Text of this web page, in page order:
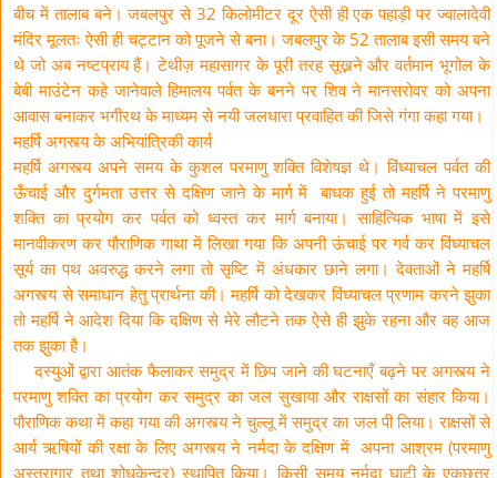
बीच में तालाब बने। जबलपुर से 32 किलोमीटर दूर ऐसी ही एक पहाड़ी पर ज्वालादेवी
मंदिर मूलतः ऐसी ही चट्टान को पूजने से बना। जबलपुर के 52 तालाब इसी समय बने
थे जो अब नष्टप्राय हैं। टेथीज़ महासागर के पूरी तरह सूख्नने और वर्तमान भूगोल के
बेबी माउंटेन कहे जानेवाले हिमालय पर्वत के बनने पर शिव ने मानसरोवर को अपना
आवास बनाकर भगीरथ के माध्यम से नयी जलधारा प्रवाहित की जिसे गंगा कहा गया।
महर्षि अगस्त्य के अभियांत्रिकी कार्य
महर्षि अगस्त्य अपने समय के कुशल परमाणु शक्ति विशेषज्ञ थे। विंध्याचल पर्वत की
ऊँचाई और दुर्गमता उत्तर से दक्षिण जाने के मार्ग में बाधक हुई तो महर्षि ने परमाणु
शक्ति का प्रयोग कर पर्वत को ध्वस्त कर मार्ग बनाया। साहित्यिक भाषा में इसे
मानवीकरण कर पौराणिक गाथा में लिखा गया कि अपनी ऊंचाई पर गर्व कर विंध्याचल
सूर्य का पथ अवरुद्ध करने लगा तो सृष्टि में अंधकार छाने लगा। देवताओं ने महर्षि
अगस्त्य से समाधान हेतु प्रार्थना की। महर्षि को देखकर विंध्याचल प्रणाम करने झुका
तो महर्षि ने आदेश दिया कि दक्षिण से मेरे लौटने तक ऐसे ही झुके रहना और वह आज
तक झुका है।
दस्युओं द्वारा आतंक फैलाकर समुद्र में छिप जाने की घटनाएँ बढ़ने पर अगस्त्य ने
परमाणु शक्ति का प्रयोग कर समुद्र का जल सुखाया और राक्षसों का संहार किया।
पौराणिक कथा में कहा गया की अगस्त्य ने चुल्लू में समुद्र का जल पी लिया। राक्षसों से
आर्य ऋषियों की रक्षा के लिए अगस्त्य ने नर्मदा के दक्षिण में अपना आश्रम (परमाणु
अस्त्रागार तथा शोधकेन्द्र) स्थापित किया। किसी समय नर्मदा घाटी के एकछत्र